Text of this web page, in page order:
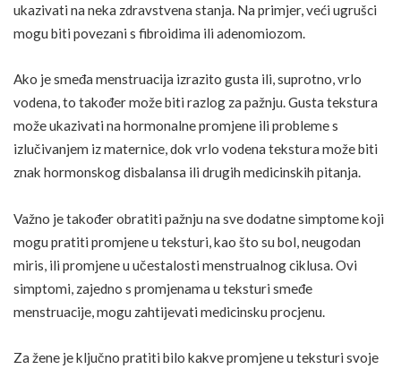
ukazivati na neka zdravstvena stanja. Na primjer, veći ugrušci
mogu biti povezani s fibroidima ili adenomiozom.
Ako je smeđa menstruacija izrazito gusta ili, suprotno, vrlo
vodena, to također može biti razlog za pažnju. Gusta tekstura
može ukazivati na hormonalne promjene ili probleme s
izlučivanjem iz maternice, dok vrlo vodena tekstura može biti
znak hormonskog disbalansa ili drugih medicinskih pitanja.
Važno je također obratiti pažnju na sve dodatne simptome koji
mogu pratiti promjene u teksturi, kao što su bol, neugodan
miris, ili promjene u učestalosti menstrualnog ciklusa. Ovi
simptomi, zajedno s promjenama u teksturi smeđe
menstruacije, mogu zahtijevati medicinsku procjenu.
Za žene je ključno pratiti bilo kakve promjene u teksturi svoje